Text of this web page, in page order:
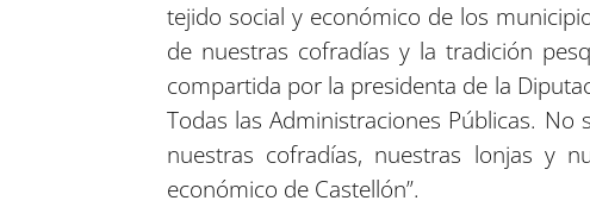
tejido social y económico de los
de nuestras cofradías y la tradición
compartida por la presidenta de la
Todas las Administraciones Públicas.
nuestras cofradías, nuestras lonjas y
económico de Castellón”.